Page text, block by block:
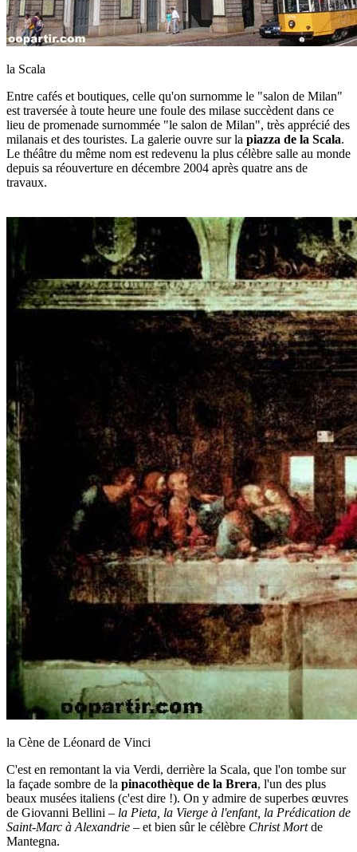
la Scala
Entre cafés et boutiques, celle qu'on surnomme le "salon de Milan"
est traversée à toute heure une foule des milase succèdent dans ce
lieu de promenade surnommée "le salon de Milan", très apprécié des
milanais et des touristes. La galerie ouvre sur la piazza de la Scala.
Le théâtre du même nom est redevenu la plus célèbre salle au monde
depuis sa réouverture en décembre 2004 après quatre ans de
travaux.
la Cène de Léonard de Vinci
C'est en remontant la via Verdi, derrière la Scala, que l'on tombe sur
la façade sombre de la pinacothèque de la Brera, l'un des plus
beaux musées italiens (c'est dire !). On y admire de superbes œuvres
de Giovanni Bellini – la Pieta, la Vierge à l'enfant, la Prédication de
Saint-Marc à Alexandrie – et bien sûr le célèbre Christ Mortde
Mantegna.